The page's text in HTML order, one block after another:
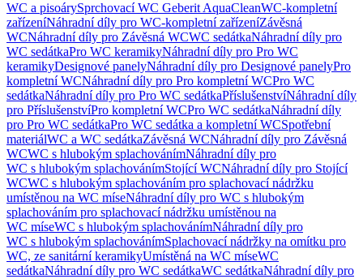
WC a pisoárySprchovací WC Geberit AquaCleanWC-kompletní
zařízeníNáhradní díly pro WC-kompletní zařízeníZávěsná
WCNáhradní díly pro Závěsná WCWC sedátkaNáhradní díly pro
WC sedátkaPro WC keramikyNáhradní díly pro Pro WC
keramikyDesignové panelyNáhradní díly pro Designové panelyPro
kompletní WCNáhradní díly pro Pro kompletní WCPro WC
sedátkaNáhradní díly pro Pro WC sedátkaPříslušenstvíNáhradní díly
pro PříslušenstvíPro kompletní WCPro WC sedátkaNáhradní díly
pro Pro WC sedátkaPro WC sedátka a kompletní WCSpotřební
materiálWC a WC sedátkaZávěsná WCNáhradní díly pro Závěsná
WCWC s hlubokým splachovánímNáhradní díly pro
WC s hlubokým splachovánímStojící WCNáhradní díly pro Stojící
WCWC s hlubokým splachováním pro splachovací nádržku
umístěnou na WC míseNáhradní díly pro WC s hlubokým
splachováním pro splachovací nádržku umístěnou na
WC míseWC s hlubokým splachovánímNáhradní díly pro
WC s hlubokým splachovánímSplachovací nádržky na omítku pro
WC, ze sanitární keramikyUmístěná na WC míseWC
sedátkaNáhradní díly pro WC sedátkaWC sedátkaNáhradní díly pro